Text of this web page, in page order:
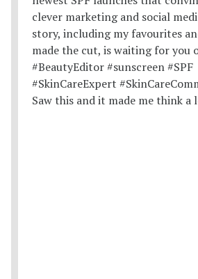
Saw this and it made me think a